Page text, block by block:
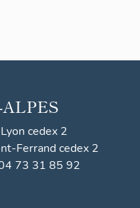
cedex 2
Ferrand cedex 2
73 31 85 92